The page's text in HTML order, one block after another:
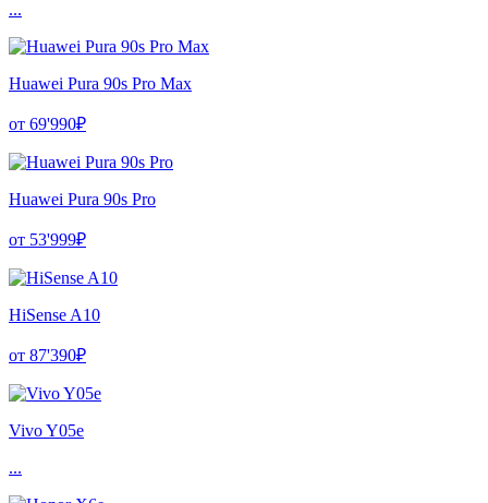
...
Huawei Pura 90s Pro Max
от 69'990₽
Huawei Pura 90s Pro
от 53'999₽
HiSense A10
от 87'390₽
Vivo Y05e
...